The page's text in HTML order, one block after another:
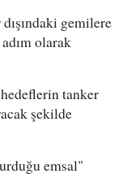
dışındaki gemilere
olarak
tanker
şekilde
emsal"